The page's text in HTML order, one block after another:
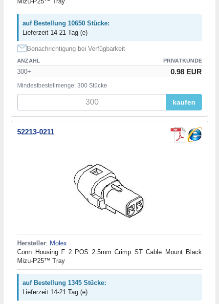
auf Bestellung 10650 Stücke:
Lieferzeit 14-21 Tag (e)
Benachrichtigung bei Verfügbarkeit
ANZAHL PRIVATKUNDE
300+ 0.98 EUR
Mindestbestellmenge: 300 Stücke
kaufen
52213-0211
Hersteller: Molex
Conn Housing F 2 POS 2.5mm Crimp ST Cable Mount Black
Mizu-P25™ Tray
auf Bestellung 1345 Stücke:
Lieferzeit 14-21 Tag (e)